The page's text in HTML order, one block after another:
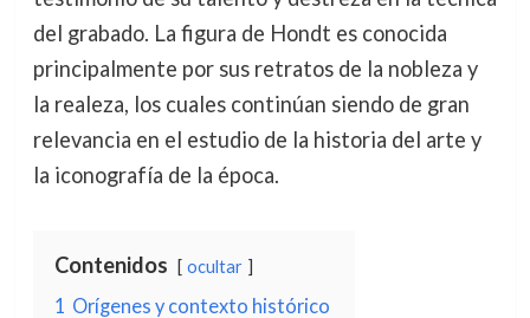
del grabado. La figura de Hondt es conocida
principalmente por sus retratos de la nobleza y
la realeza, los cuales continúan siendo de gran
relevancia en el estudio de la historia del arte y
la iconografía de la época.
Contenidos ocultar
1 Orígenes y contexto histórico